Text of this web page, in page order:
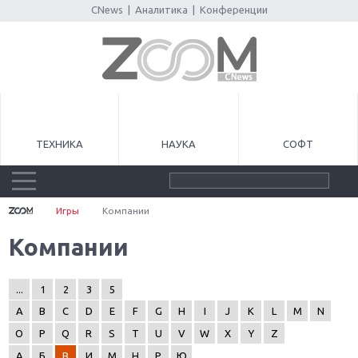
CNews Аналитика Конференции
ТЕХНИКА НАУКА СОФТ
Игры Компании
Компании
1 2 3
5
A
B C D E F G H I J K L M
N
O
P Q R S T U V W X Y
Z
А
Б В И М Н Р Ю